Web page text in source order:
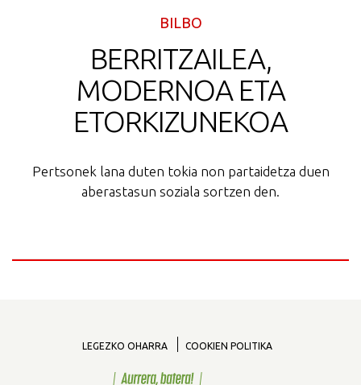
BILBO
BERRITZAILEA,
MODERNOA ETA
ETORKIZUNEKOA
Pertsonek lana duten tokia non partaidetza duen
aberastasun soziala sortzen den.
LEGEZKO OHARRA COOKIEN POLITIKA